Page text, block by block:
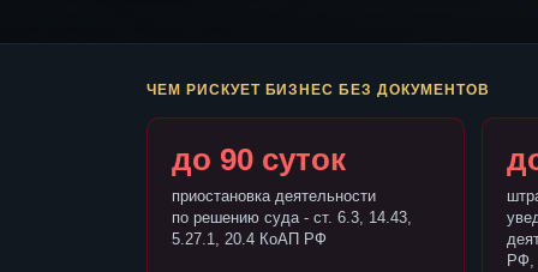
ЧЕМ РИСКУЕТ БИЗНЕС БЕЗ ДОКУМЕНТОВ
до 90 суток
приостановка деятельности
по решению суда - ст. 6.3, 14.43,
5.27.1, 20.4 КоАП РФ
РФ,